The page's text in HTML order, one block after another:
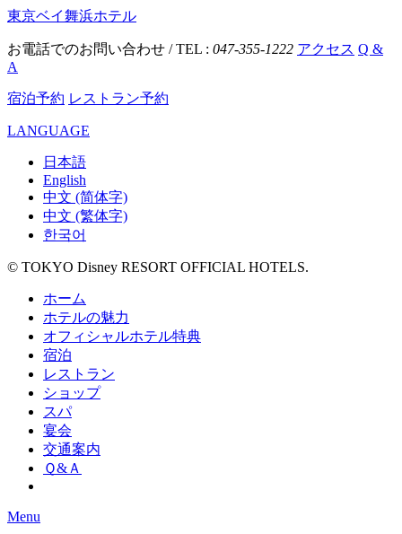
東京ベイ舞浜ホテル
お電話でのお問い合わせ / TEL : 047-355-1222 アクセス Q &
A
宿泊予約 レストラン予約
LANGUAGE
日本語
English
中文 (简体字)
中文 (繁体字)
한국어
© TOKYO Disney RESORT OFFICIAL HOTELS.
ホーム
ホテルの魅力
オフィシャルホテル特典
宿泊
レストラン
ショップ
スパ
宴会
交通案内
Ｑ&Ａ
Menu